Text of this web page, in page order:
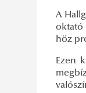
A
oktató
höz
Ezen